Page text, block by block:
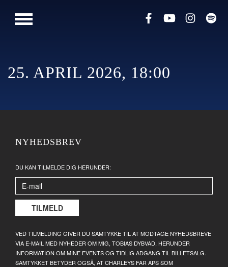
PRESSE
LIVESHOWS
25. APRIL 2026, 18:00
NYHEDSBREV
DU KAN TILMELDE DIG HERUNDER:
VED TILMELDING GIVER DU SAMTYKKE TIL AT MODTAGE NYHEDSBREVE
VIA E-MAIL MED NYHEDER OM MIG, TOBIAS DYBVAD, HERUNDER
INFORMATION OM MINE EVENTS OG TIDLIG ADGANG TIL BILLETSALG.
SAMTYKKET BETYDER OGSÅ, AT CHARLEYS FAR APS SOM